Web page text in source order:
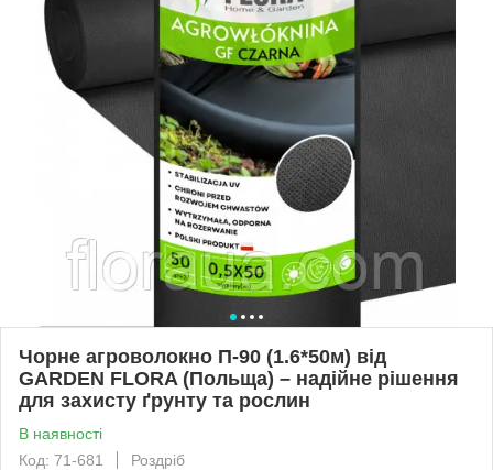
Чорне агроволокно П-90 (1.6*50м) від
GARDEN FLORA (Польща) – надійне рішення
для захисту ґрунту та рослин
В наявності
Код: 71-681
Роздріб